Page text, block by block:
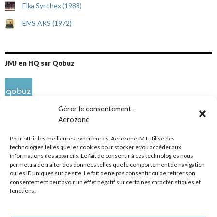
Gérer le consentement -
Aerozone
Pour offrir les meilleures expériences, AerozoneJMJ utilise des
technologies telles que les cookies pour stocker et/ou accéder aux
informations des appareils. Le fait de consentir à ces technologies nous
permettra de traiter des données telles que le comportement de navigation
ou les ID uniques sur ce site. Le fait de ne pas consentir ou de retirer son
consentement peut avoir un effet négatif sur certaines caractéristiques et
fonctions.
Elka Synthex (1983)
EMS AKS (1972)
JMJ en HQ sur Qobuz
Réseaux sociaux